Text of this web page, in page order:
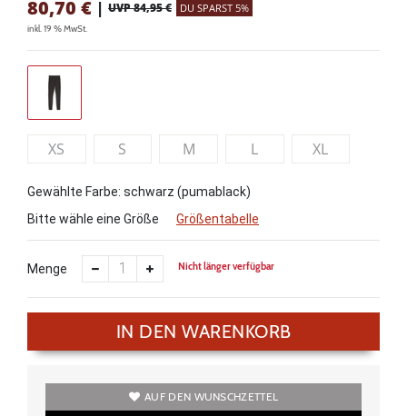
80,70 € | UVP 84,95 € DU SPARST 5%
inkl. 19 % MwSt.
XS S M L XL
Gewählte Farbe: schwarz (pumablack)
Bitte wähle eine Größe
Größentabelle
Menge Nicht länger verfügbar
IN DEN WARENKORB
AUF DEN WUNSCHZETTEL